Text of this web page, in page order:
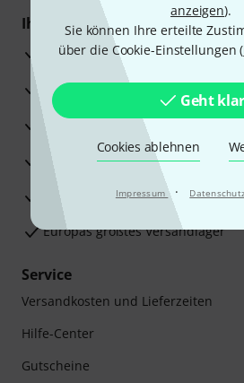
anzeigen).
Sie können Ihre erteilte
über die Cookie-Einstellungen (
Geht klar
Cookies ablehnen
Impressum ·
Ihre Vorteile
3 Jahre Thomann Garantie
30 Tage Money-Back-Garantie
Reparaturservice
Beratung durch Fachexperten
Zufriedenheitsgarantie
Europas größtes Versandlager
Service
Versandkosten und Lieferzeiten
Hilfe-Center
Gutscheine